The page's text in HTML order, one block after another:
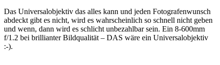
Das Universalobjektiv das alles kann und jeden Fotografenwunsch
abdeckt gibt es nicht, wird es wahrscheinlich so schnell nicht geben
und wenn, dann wird es schlicht unbezahlbar sein. Ein 8-600mm
f/1.2 bei brillianter Bildqualität – DAS wäre ein Universalobjektiv
:-).